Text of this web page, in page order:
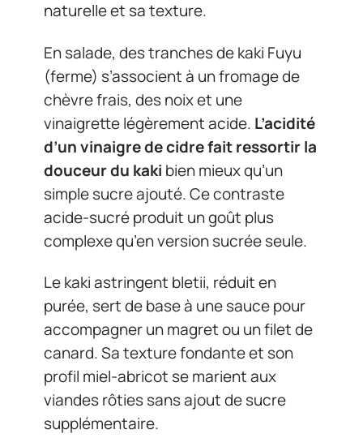
naturelle et sa texture.
En salade, des tranches de kaki Fuyu
(ferme) s’associent à un fromage de
chèvre frais, des noix et une
vinaigrette légèrement acide. L’acidité
d’un vinaigre de cidre fait ressortir la
douceur du kaki bien mieux qu’un
simple sucre ajouté. Ce contraste
acide-sucré produit un goût plus
complexe qu’en version sucrée seule.
Le kaki astringent bletii, réduit en
purée, sert de base à une sauce pour
accompagner un magret ou un filet de
canard. Sa texture fondante et son
profil miel-abricot se marient aux
viandes rôties sans ajout de sucre
supplémentaire.